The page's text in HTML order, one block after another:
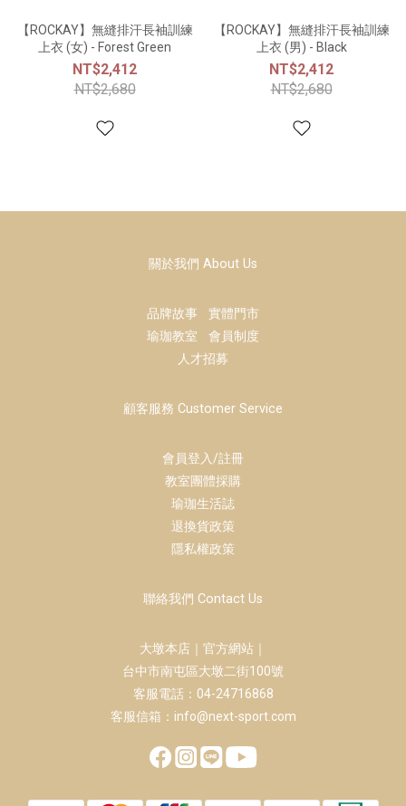
【ROCKAY】無縫排汗長袖訓練
上衣 (女) - Forest Green
NT$2,412
NT$2,680
【ROCKAY】無縫排汗長袖訓練
上衣 (男) - Black
NT$2,412
NT$2,680
關於我們 About Us
品牌故事 實體門市
瑜珈教室 會員制度
人才招募
顧客服務 Customer Service
會員登入/註冊
教室團體採購
瑜珈生活誌
退換貨政策
隱私權政策
聯絡我們 Contact Us
大墩本店｜官方網站｜
台中市南屯區大墩二街100號
客服電話：04-24716868
客服信箱：info@next-sport.com